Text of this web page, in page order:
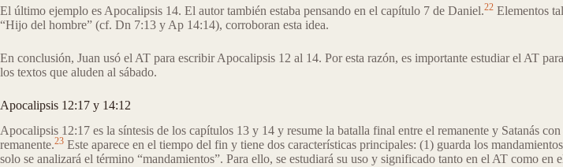
El último ejemplo es Apocalipsis 14. El autor también estaba pensando en el capítulo 7 de Daniel.22 Elementos
“Hijo del hombre” (cf. Dn 7:13 y Ap 14:14), corroboran esta idea.
En conclusión, Juan usó el AT para escribir Apocalipsis 12 al 14. Por esta razón, es importante estudiar el AT
los textos que aluden al sábado.
Apocalipsis 12:17 y 14:12
Apocalipsis 12:17 es la síntesis de los capítulos 13 y 14 y resume la batalla final entre el remanente y Satanás
remanente.23 Este aparece en el tiempo del fin y tiene dos características principales: (1) guarda los
solo se analizará el término “mandamientos”. Para ello, se estudiará su uso y significado tanto en el AT como en